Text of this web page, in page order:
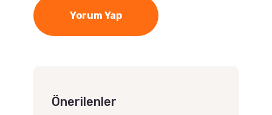
Yorum Yap
Önerilenler